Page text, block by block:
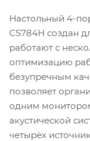
Настольный 4-
CS784H создан
работают с
оптимизацию
безупречным
позволяет
одним
акустической
четырёх